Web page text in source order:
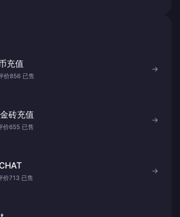
充值
价856 已售
→
砖充值
价655 已售
→
价713 已售
→